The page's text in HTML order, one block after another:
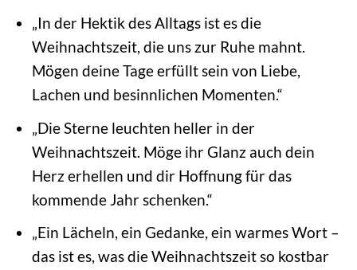
„In der Hektik des Alltags ist es die
Weihnachtszeit, die uns zur Ruhe mahnt.
Mögen deine Tage erfüllt sein von Liebe,
Lachen und besinnlichen Momenten.“
„Die Sterne leuchten heller in der
Weihnachtszeit. Möge ihr Glanz auch dein
Herz erhellen und dir Hoffnung für das
kommende Jahr schenken.“
„Ein Lächeln, ein Gedanke, ein warmes Wort –
das ist es, was die Weihnachtszeit so kostbar